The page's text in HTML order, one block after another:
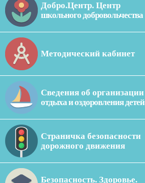
Добро.Центр. Центр
школьного добровольчества
Методический кабинет
Сведения об организации
отдыха и оздоровления детей
Страничка безопасности
дорожного движения
Безопасность. Здоровье.